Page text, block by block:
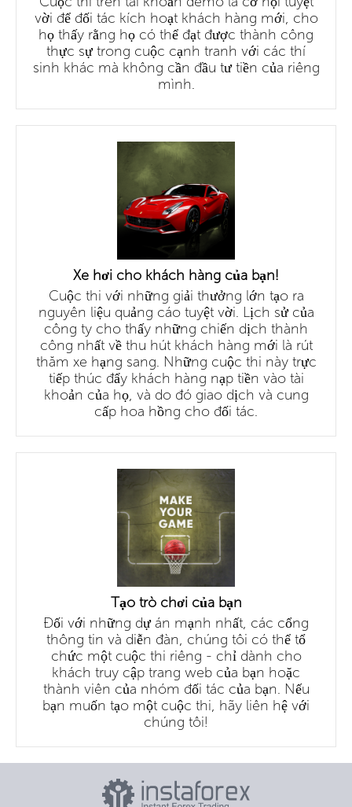
vời để đối tác kích hoạt khách hàng mới, cho
họ thấy rằng họ có thể đạt được thành công
thực sự trong cuộc cạnh tranh với các thí
sinh khác mà không cần đầu tư tiền của riêng
mình.
Xe hơi cho khách hàng của bạn!
Cuộc thi với những giải thưởng lớn tạo ra
nguyên liệu quảng cáo tuyệt vời. Lịch sử của
công ty cho thấy những chiến dịch thành
công nhất về thu hút khách hàng mới là rút
thăm xe hạng sang. Những cuộc thi này trực
tiếp thúc đẩy khách hàng nạp tiền vào tài
khoản của họ, và do đó giao dịch và cung
cấp hoa hồng cho đối tác.
Tạo trò chơi của bạn
Đối với những dự án mạnh nhất, các cổng
thông tin và diễn đàn, chúng tôi có thể tổ
chức một cuộc thi riêng - chỉ dành cho
khách truy cập trang web của bạn hoặc
thành viên của nhóm đối tác của bạn. Nếu
bạn muốn tạo một cuộc thi, hãy liên hệ với
chúng tôi!